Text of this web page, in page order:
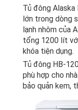
Tủ đông Alaska
lớn trong dòng
lạnh nhôm của
tổng 1200 lít
khóa tiện dụng.
Tủ đông HB-
phù hợp cho
bảo quản kem,